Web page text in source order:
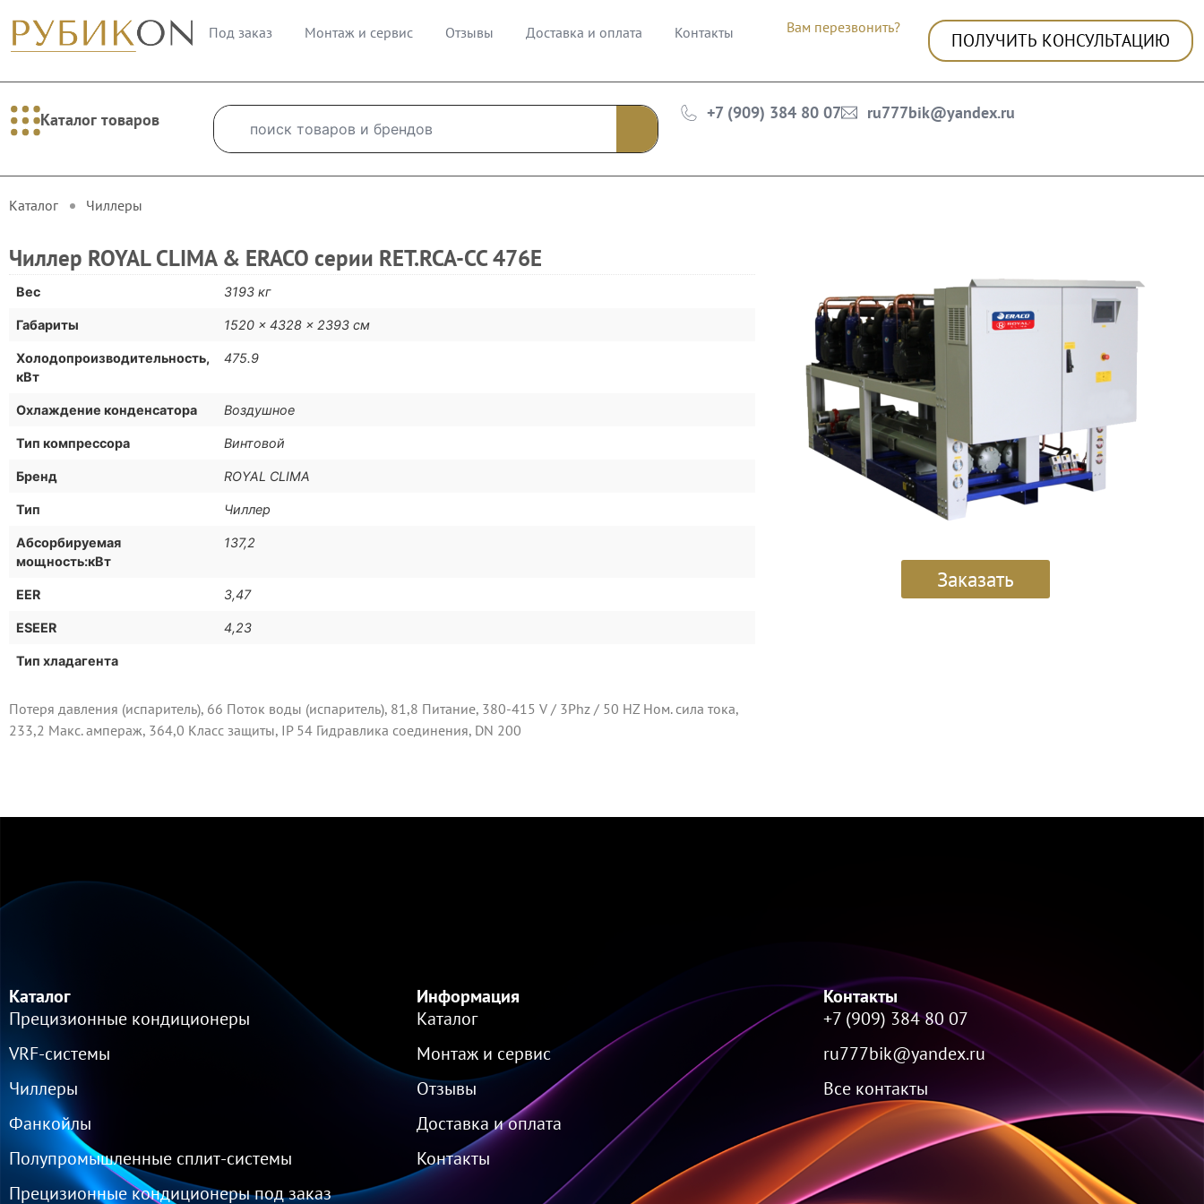
Под заказ Монтаж и сервис Отзывы Доставка и оплата Контакты Вам перезвонить?
ПОЛУЧИТЬ КОНСУЛЬТАЦИЮ
Каталог товаров +7 (909) 384 80 07 ru777bik@yandex.ru
Каталог Чиллеры
Чиллер ROYAL CLIMA & ERACO серии RET.RCA-CC 476E
Вес 3193 кг
Габариты 1520 × 4328 × 2393 см
Холодопроизводительность,
кВт
475.9
Охлаждение конденсатора Воздушное
Тип компрессора Винтовой
Бренд ROYAL CLIMA
Тип Чиллер
Абсорбируемая
мощность:кВт
137,2
EER 3,47
ESEER 4,23
Тип хладагента
Потеря давления (испаритель), 66 Поток воды (испаритель), 81,8 Питание, 380-415 V / 3Phz / 50 HZ Ном. сила тока,
233,2 Макс. ампераж, 364,0 Класс защиты, IP 54 Гидравлика соединения, DN 200
Заказать
Каталог
Прецизионные кондиционеры
VRF-cистемы
Чиллеры
Фанкойлы
Полупромышленные сплит-системы
Прецизионные кондиционеры под заказ
Информация
Каталог
Монтаж и сервис
Отзывы
Доставка и оплата
Контакты
Контакты
+7 (909) 384 80 07
ru777bik@yandex.ru
Все контакты